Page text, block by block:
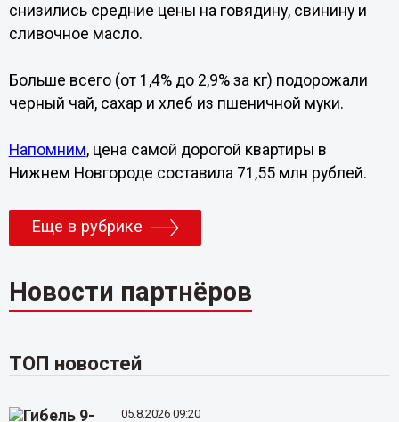
снизились средние цены на говядину, свинину и
сливочное масло.
Больше всего (от 1,4% до 2,9% за кг) подорожали
черный чай, сахар и хлеб из пшеничной муки.
Напомним, цена самой дорогой квартиры в
Нижнем Новгороде составила 71,55 млн рублей.
Еще в рубрике
Новости партнёров
ТОП новостей
05.8.2026 09:20